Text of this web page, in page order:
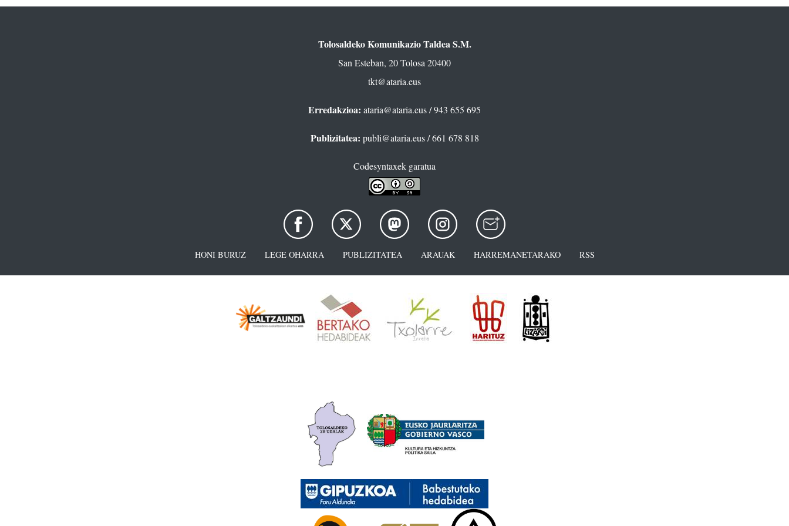
Tolosaldeko Komunikazio Taldea S.M.
San Esteban, 20 Tolosa 20400
tkt@ataria.eus
Erredakzioa: ataria@ataria.eus/ 943 655 695
Publizitatea: publi@ataria.eus/ 661 678 818
Codesyntaxek garatua
HONI BURUZ LEGE OHARRA PUBLIZITATEA ARAUAK HARREMANETARAKO RSS